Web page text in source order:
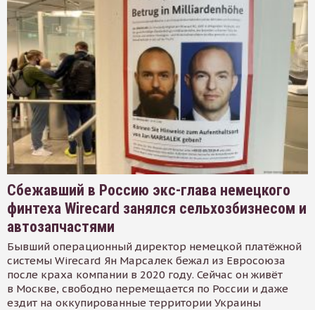
Сбежавший в Россию экс-глава немецкого
финтеха Wirecard занялся сельхозбизнесом и
автозапчастями
Бывший операционный директор немецкой платёжной
системы Wirecard Ян Марсалек бежал из Евросоюза
после краха компании в 2020 году. Сейчас он живёт
в Москве, свободно перемещается по России и даже
ездит на оккупированные территории Украины